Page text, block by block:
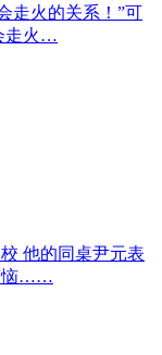
走火的关系！”可
走火…
他的同桌尹元表
恼……